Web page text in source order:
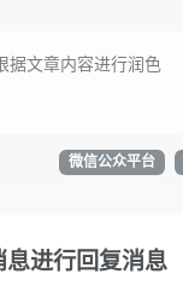
据文章内容进行润色
微信公众平台
进行回复消息